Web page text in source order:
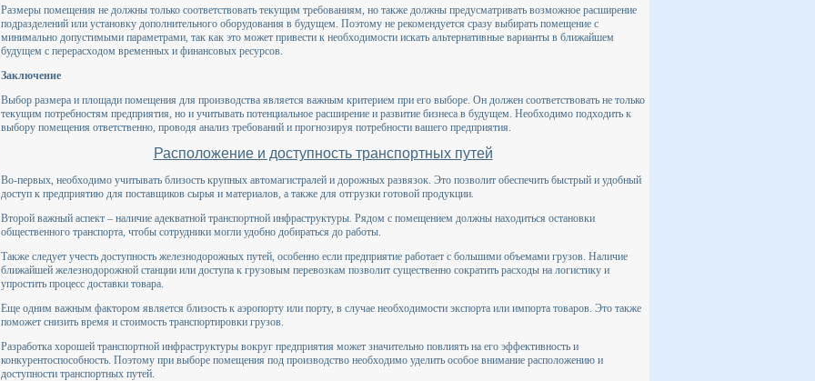
Размеры помещения не должны только соответствовать текущим требованиям, но также должны предусматривать возможное расширение
подразделений или установку дополнительного оборудования в будущем. Поэтому не рекомендуется сразу выбирать помещение с
минимально допустимыми параметрами, так как это может привести к необходимости искать альтернативные варианты в ближайшем
будущем с перерасходом временных и финансовых ресурсов.
Заключение
Выбор размера и площади помещения для производства является важным критерием при его выборе. Он должен соответствовать не только
текущим потребностям предприятия, но и учитывать потенциальное расширение и развитие бизнеса в будущем. Необходимо подходить к
выбору помещения ответственно, проводя анализ требований и прогнозируя потребности вашего предприятия.
Расположение и доступность транспортных путей
Во-первых, необходимо учитывать близость крупных автомагистралей и дорожных развязок. Это позволит обеспечить быстрый и удобный
доступ к предприятию для поставщиков сырья и материалов, а также для отгрузки готовой продукции.
Второй важный аспект – наличие адекватной транспортной инфраструктуры. Рядом с помещением должны находиться остановки
общественного транспорта, чтобы сотрудники могли удобно добираться до работы.
Также следует учесть доступность железнодорожных путей, особенно если предприятие работает с большими объемами грузов. Наличие
ближайшей железнодорожной станции или доступа к грузовым перевозкам позволит существенно сократить расходы на логистику и
упростить процесс доставки товара.
Еще одним важным фактором является близость к аэропорту или порту, в случае необходимости экспорта или импорта товаров. Это также
поможет снизить время и стоимость транспортировки грузов.
Разработка хорошей транспортной инфраструктуры вокруг предприятия может значительно повлиять на его эффективность и
конкурентоспособность. Поэтому при выборе помещения под производство необходимо уделить особое внимание расположению и
доступности транспортных путей.